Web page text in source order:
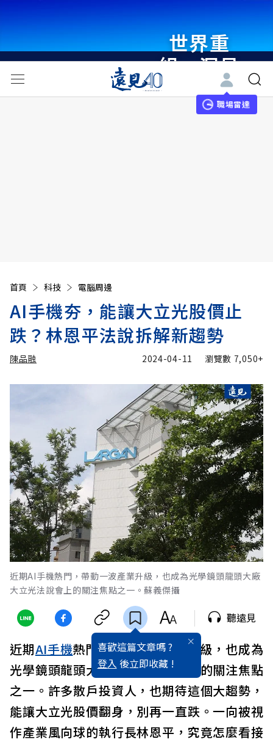
世界重
組・洞見
未來 與
世界領袖
職場雷達
首頁 科技 電腦周邊
AI手機夯，能讓大立光股價止
跌？林恩平法說拆解新趨勢
陳品融 2024-04-11 瀏覽數 7,050+
近期AI手機熱門，帶動一波產業升級，也成為光學鏡頭龍頭大廠
大立光法說會上的關注焦點之一。蘇義傑攝
喜歡這篇文章嗎 ?
登入 後立即收藏 !
聽遠見
近期AI手機熱門，帶動一波產業升級，也成為
光學鏡頭龍頭大廠大立光法說會上的關注焦點
之一。許多散戶投資人，也期待這個大趨勢，
能讓大立光股價翻身，別再一直跌。一向被視
作產業風向球的執行長林恩平，究竟怎麼看接